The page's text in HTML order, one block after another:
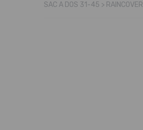
SAC A DOS 31-45 > RAINCOVER